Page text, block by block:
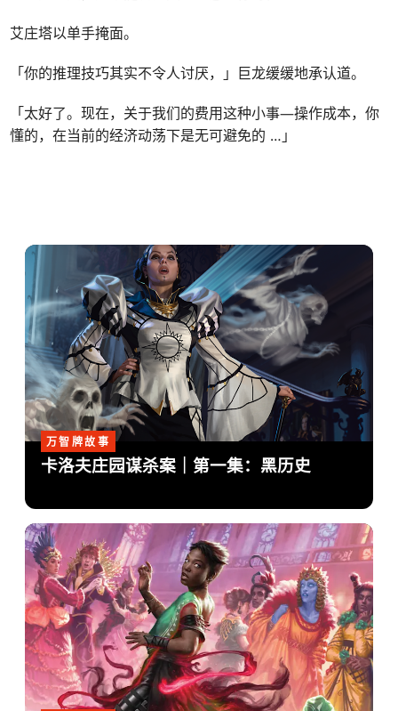
艾庄塔以单手掩面。
「你的推理技巧其实不令人讨厌，」巨龙缓缓地承认道。
「太好了。现在，关于我们的费用这种小事—操作成本，你
懂的，在当前的经济动荡下是无可避免的 …」
万智牌故事
卡洛夫庄园谋杀案｜第一集：黑历史